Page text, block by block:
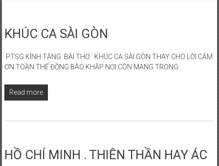
QUỐC
ĐÒI
TRẢ
SÀI
GÒN
KHÚC CA SÀI GÒN
PTSG KÍNH TẶNG BÀI THƠ : KHÚC CA SÀI GÒN THAY CHO LỜI CÁM
ƠN TOÀN THỂ ĐỒNG BÀO KHẮP NƠI CÒN MANG TRONG
Read more
HỒ CHÍ MINH . THIÊN THẦN HAY ÁC